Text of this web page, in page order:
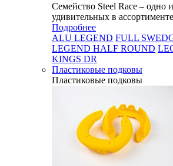
Семейство Steel Race – одно
удивительных в
Подробнее
ALU LEGEND FULL
LEGEND HALF ROUND
KINGS DR
Пластиковые подковы
Пластиковые подковы